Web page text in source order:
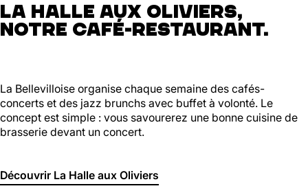
LA HALLE AUX OLIVIERS,
NOTRE CAFÉ-RESTAURANT.
La Bellevilloise organise chaque semaine des cafés-
concerts et des jazz brunchs avec buffet à volonté. Le
concept est simple : vous savourerez une bonne cuisine de
brasserie devant un concert.
Découvrir La Halle aux Oliviers